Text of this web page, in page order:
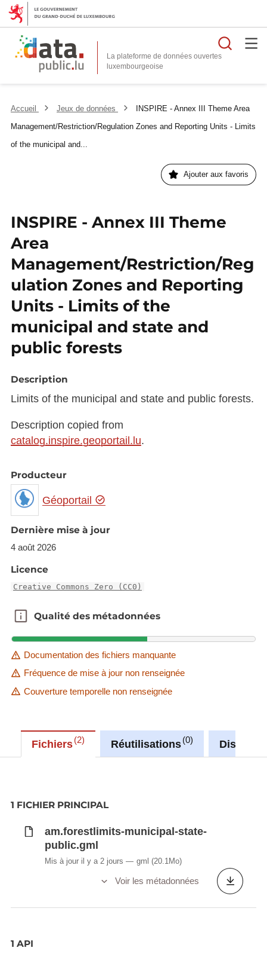
La plateforme de données ouvertes
Accueil Jeux de données
INSPIRE - Annex III Theme Area
Management/Restriction/Regulation Zones and Reporting Units - Limits
of the municipal and...
Ajouter aux favoris
INSPIRE - Annex III Theme
Area
Management/Restriction/Reg
ulation Zones and Reporting
Units - Limits of the
municipal and state and
public forests
Description
Limits of the municipal and state and public forests.
Description copied from
catalog.inspire.geoportail.lu.
Producteur
Géoportail
Dernière mise à jour
4 août 2026
Licence
Creative Commons Zero (CC0)
Qualité des métadonnées
Qualité des métadonnées
Documentation des fichiers manquante
Fréquence de mise à jour non renseignée
Couverture temporelle non renseignée
Fichiers 2 Réutilisations 0
1 FICHIER PRINCIPAL
am.forestlimits-municipal-state-
public.gml
Mis à jour il y a 2 jours gml (20.1Mo)
Voir les métadonnées
1 API